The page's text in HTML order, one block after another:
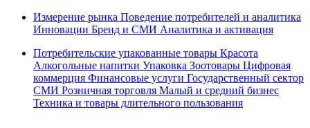
Измерение рынка Поведение потребителей и аналитика
Инновации Бренд и СМИ Аналитика и активация
Потребительские упакованные товары Красота
Алкогольные напитки Упаковка Зоотовары Цифровая
коммерция Финансовые услуги Государственный сектор
СМИ Розничная торговля Малый и средний бизнес
Техника и товары длительного пользования